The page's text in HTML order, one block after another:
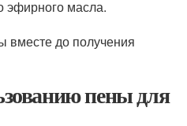
эфирного масла.
вместе до получения
пены для